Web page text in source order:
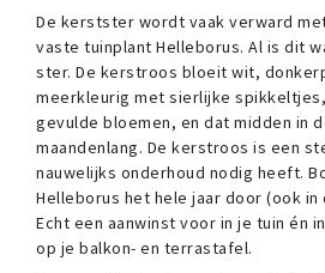
De kerstster wordt vaak verward
vaste tuinplant Helleborus. Al is dit
ster. De kerstroos bloeit wit,
meerkleurig met sierlijke
gevulde bloemen, en dat midden in
maandenlang. De kerstroos is een
nauwelijks onderhoud nodig heeft.
Helleborus het hele jaar door (ook
Echt een aanwinst voor in je tuin én
op je balkon- en terrastafel.